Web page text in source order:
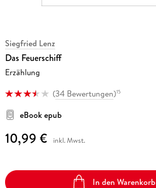
Siegfried Lenz
Das Feuerschiff
Erzählung
(34 Bewertungen)15
eBook epub
10,99 € inkl. Mwst.
In den Warenkorb